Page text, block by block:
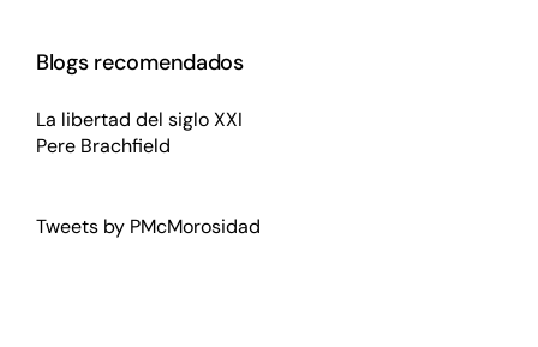
Blogs recomendados
La libertad del siglo XXI
Pere Brachfield
Tweets by PMcMorosidad